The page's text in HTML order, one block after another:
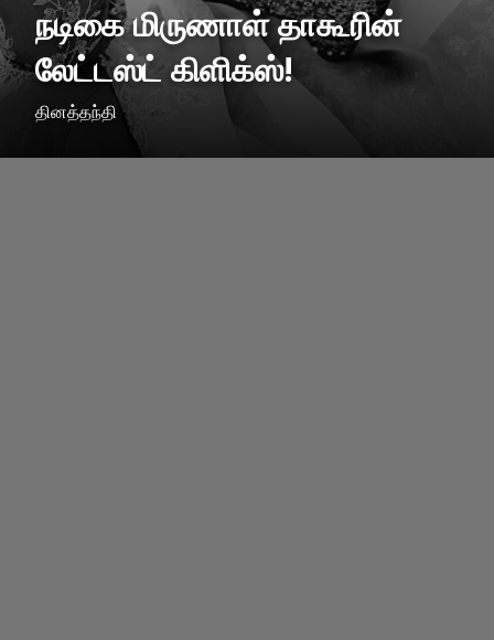
நடிகை மிருணாள் தாகூரின்
லேட்டஸ்ட் கிளிக்ஸ்!
தினத்தந்தி